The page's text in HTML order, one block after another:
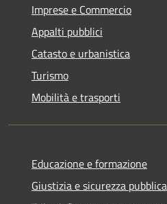
Imprese e Commercio
Appalti pubblici
Catasto e urbanistica
Turismo
Mobilità e trasporti
Educazione e formazione
Giustizia e sicurezza pubblica